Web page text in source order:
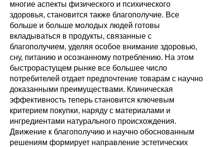
многие аспекты физического и психического
здоровья, становится также благополучие. Все
больше и больше молодых людей готовы
вкладываться в продукты, связанные с
благополучием, уделяя особое внимание здоровью,
сну, питанию и осознанному потреблению. На этом
быстрорастущем рынке все большее число
потребителей отдает предпочтение товарам с научно
доказанными преимуществами. Клиническая
эффективность теперь становится ключевым
критерием покупки, наряду с материалами и
ингредиентами натурального происхождения.
Движение к благополучию и научно обоснованным
решениям формирует направление эстетических